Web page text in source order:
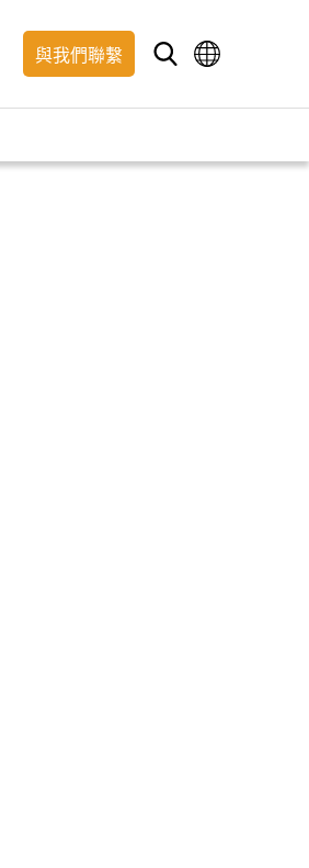
與我們聯繫